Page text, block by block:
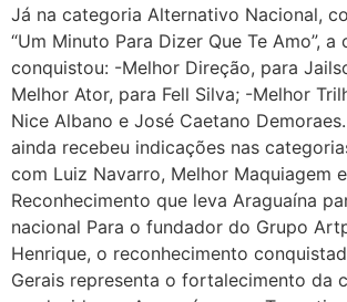
Já na categoria Alternativo Nacional,
“Um Minuto Para Dizer Que Te Amo”, a
conquistou: -Melhor Direção, para
Melhor Ator, para Fell Silva; -Melhor
Nice Albano e José Caetano
ainda recebeu indicações nas
com Luiz Navarro, Melhor Maquiagem
Reconhecimento que leva Araguaína
nacional Para o fundador do Grupo
Henrique, o reconhecimento
Gerais representa o fortalecimento da